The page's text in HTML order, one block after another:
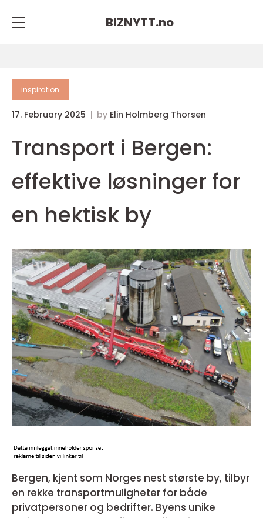
BIZNYTT.no
inspiration
17. February 2025 by Elin Holmberg Thorsen
Transport i Bergen:
effektive løsninger for
en hektisk by
Bergen, kjent som Norges nest største by, tilbyr
en rekke transportmuligheter for både
privatpersoner og bedrifter. Byens unike